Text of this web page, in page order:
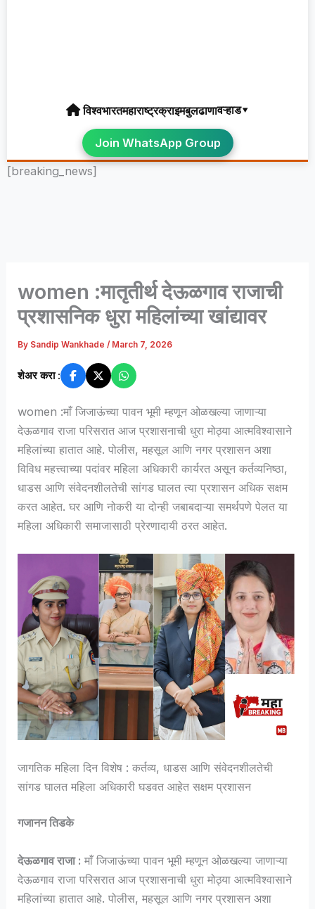
विश्वभारतमहाराष्ट्रक्राइमबुलढाणावऱ्हाड▾
Join WhatsApp Group
[breaking_news]
women :मातृतीर्थ देऊळगाव राजाची
प्रशासनिक धुरा महिलांच्या खांद्यावर
By Sandip Wankhade/ March 7, 2026
शेअर करा :
women :माँ जिजाऊंच्या पावन भूमी म्हणून ओळखल्या जाणाऱ्या
देऊळगाव राजा परिसरात आज प्रशासनाची धुरा मोठ्या आत्मविश्वासाने
महिलांच्या हातात आहे. पोलीस, महसूल आणि नगर प्रशासन अशा
विविध महत्त्वाच्या पदांवर महिला अधिकारी कार्यरत असून कर्तव्यनिष्ठा,
धाडस आणि संवेदनशीलतेची सांगड घालत त्या प्रशासन अधिक सक्षम
करत आहेत. घर आणि नोकरी या दोन्ही जबाबदाऱ्या समर्थपणे पेलत या
महिला अधिकारी समाजासाठी प्रेरणादायी ठरत आहेत.
जागतिक महिला दिन विशेष : कर्तव्य, धाडस आणि संवेदनशीलतेची
सांगड घालत महिला अधिकारी घडवत आहेत सक्षम प्रशासन
गजानन तिडके
देऊळगाव राजा : माँ जिजाऊंच्या पावन भूमी म्हणून ओळखल्या जाणाऱ्या
देऊळगाव राजा परिसरात आज प्रशासनाची धुरा मोठ्या आत्मविश्वासाने
महिलांच्या हातात आहे. पोलीस, महसूल आणि नगर प्रशासन अशा